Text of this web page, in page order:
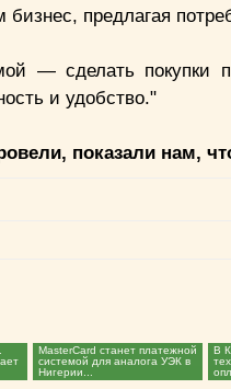
предлагая
— сделать покупки
и удобство."
показали нам,
MasterCard станет платежной
системой для аналога УЭК в
Нигерии...
В